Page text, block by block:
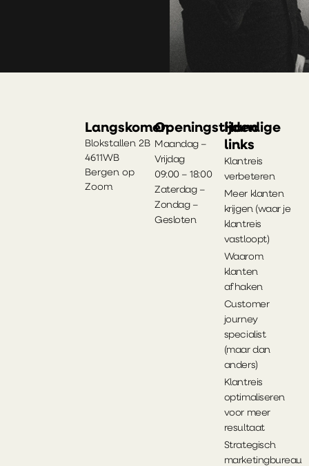
Langskomen
Blokstallen 2B
4611WB
Bergen op
Zoom
Openingstijden
Maandag –
Vrijdag
09:00 – 18:00
Zaterdag –
Zondag –
Gesloten
Handige
links
Klantreis
verbeteren
Meer klanten
krijgen (waar je
klantreis
vastloopt)
Waarom
klanten
afhaken
Customer
journey
specialist
(maar dan
anders)
Klantreis
optimaliseren
voor meer
resultaat
Strategisch
marketingbureau